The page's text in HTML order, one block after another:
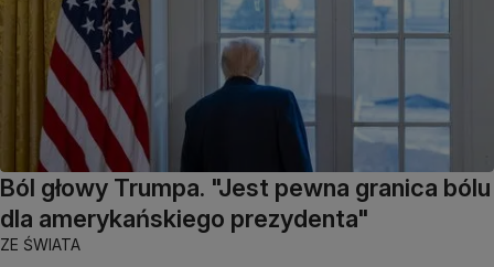
Ból głowy Trumpa. "Jest pewna granica bólu
dla amerykańskiego prezydenta"
ZE ŚWIATA